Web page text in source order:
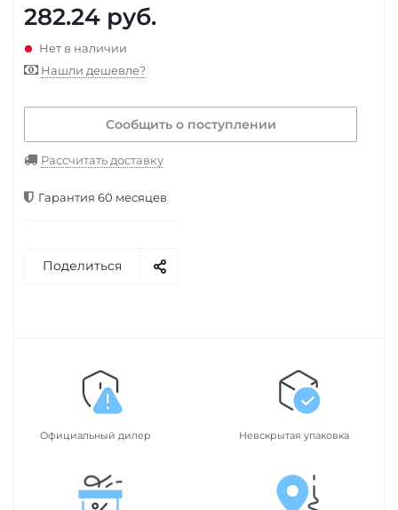
282.24 руб.
Нет в наличии
Нашли дешевле?
Сообщить о поступлении
Рассчитать доставку
Гарантия 60 месяцев
Поделиться
Официальный дилер Невскрытая упаковка